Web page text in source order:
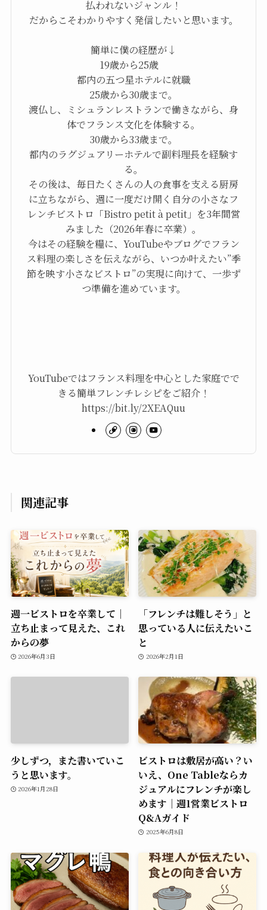
払われないジャンル！
だからこそわかりやすく発信したいと思います。
簡単に僕の経歴が↓
19歳から25歳
都内の五つ星ホテルに就職
25歳から30歳まで。
渡仏し、ミシュランレストランで働きながら、身
体でフランス文化を体験する。
30歳から33歳まで。
都内のラグジュアリーホテルで副料理長を経験す
る。
その後は、毎日たくさんの人の食事を支える厨房
に立ちながら、週に一度だけ開く自分の小さなフ
レンチビストロ「Bistro petit à petit」を3年間営
みました（2026年春に卒業）。
今はその経験を糧に、YouTubeやブログでフラン
ス料理の楽しさを伝えながら、いつか叶えたい”季
節を映す小さなビストロ”の実現に向けて、一歩ず
つ準備を進めています。
YouTubeではフランス料理を中心とした家庭でで
きる簡単フレンチレシピをご紹介！
https://bit.ly/2XEAQuu
関連記事
週一ビストロを卒業して｜
立ち止まって見えた、これ
からの夢
2026年6月3日
「フレンチは難しそう」と
思っている人に伝えたいこ
と
2026年2月1日
少しずつ，また書いていこ
うと思います。
2026年1月28日
ビストロは敷居が高い？い
いえ、One Tableならカ
ジュアルにフレンチが楽し
めます｜週1営業ビストロ
Q&Aガイド
2025年6月8日